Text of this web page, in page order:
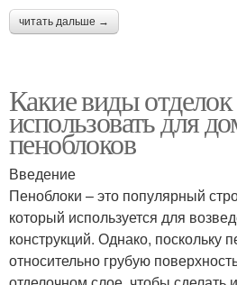
читать дальше →
Какие виды
использовать для
пеноблоков
Введение
Пеноблоки – это популярный
который используется для
конструкций. Однако, поскольку
относительно грубую